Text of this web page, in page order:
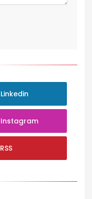
Linkedin
Instagram
RSS